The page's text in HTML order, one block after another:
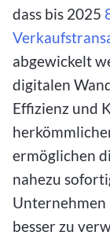
dass bis 2025
abgewickelt
digitalen
Effizienz und
ermöglichen
nahezu
Unternehmen
besser zu